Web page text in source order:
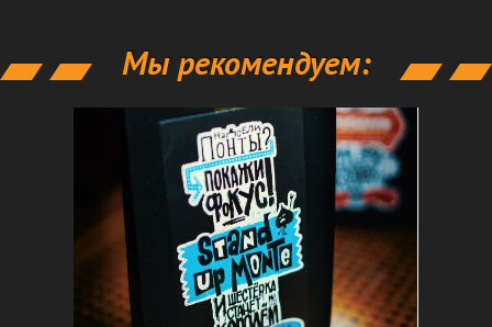
Мы рекомендуем: